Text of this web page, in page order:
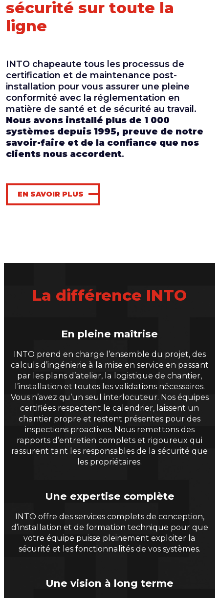
sécurité sur toute la
ligne
INTO chapeaute tous les processus de
certification et de maintenance post-
installation pour vous assurer une pleine
conformité avec la réglementation en
matière de santé et de sécurité au travail.
Nous avons installé plus de 1 000
systèmes depuis 1995, preuve de notre
savoir-faire et de la confiance que nos
clients nous accordent.
EN SAVOIR PLUS
La différence INTO
En pleine maîtrise
INTO prend en charge l’ensemble du projet, des
calculs d’ingénierie à la mise en service en passant
par les plans d’atelier, la logistique de chantier,
l’installation et toutes les validations nécessaires.
Vous n’avez qu’un seul interlocuteur. Nos équipes
certifiées respectent le calendrier, laissent un
chantier propre et restent présentes pour des
inspections proactives. Nous remettons des
rapports d’entretien complets et rigoureux qui
rassurent tant les responsables de la sécurité que
les propriétaires.
Une expertise complète
INTO offre des services complets de conception,
d’installation et de formation technique pour que
votre équipe puisse pleinement exploiter la
sécurité et les fonctionnalités de vos systèmes.
Une vision à long terme